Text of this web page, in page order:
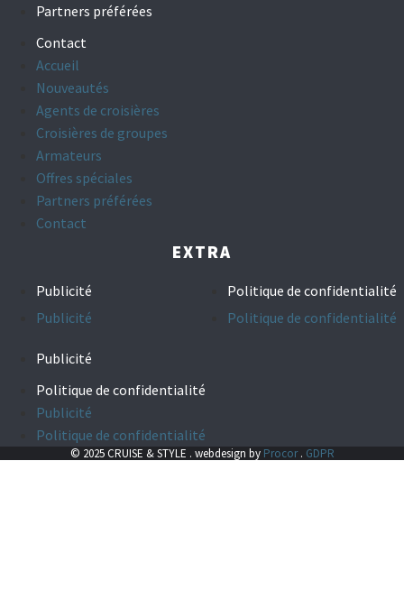
Partners préférées
Contact
Accueil
Nouveautés
Agents de croisières
Croisières de groupes
Armateurs
Offres spéciales
Partners préférées
Contact
EXTRA
Publicité
Politique de confidentialité
Publicité
Politique de confidentialité
Publicité
Politique de confidentialité
Publicité
Politique de confidentialité
© 2025 CRUISE & STYLE . webdesign by Procor. GDPR